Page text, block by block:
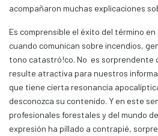
acompañaron muchas explicaciones
Es comprensible el éxito del término
cuando comunican sobre incendios,
tono catastró!co. No es sorprendente
resulte atractiva para nuestros
que tiene cierta resonancia
desconozca su contenido. Y en este
profesionales forestales y del mundo
expresión ha pillado a contrapié,